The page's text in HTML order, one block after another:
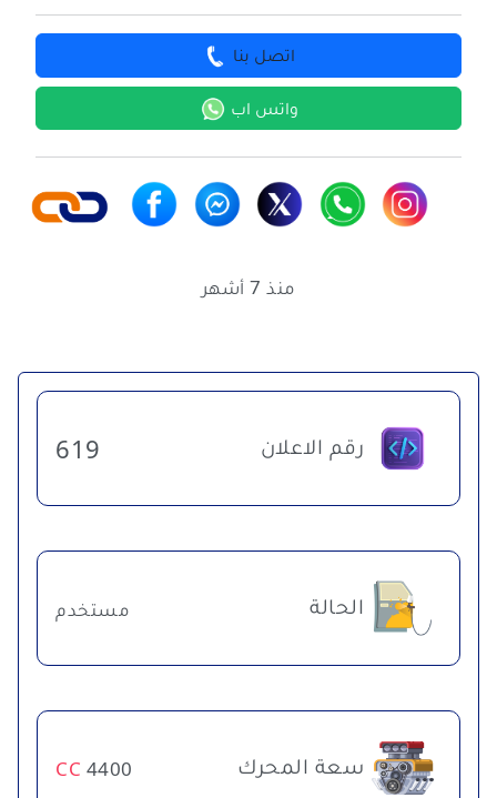
اتصل بنا
واتس اب
منذ 7 أشهر
رقم الاعلان 619
الحالة مستخدم
سعة المحرك 4400
CC